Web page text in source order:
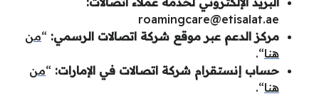
roamingcare@etisalat.ae
مركز الدعم عبر موقع شركة اتصالات الرسمي: “من
هنا“.
حساب إنستقرام شركة اتصالات في الإمارات: “من
هنا“.